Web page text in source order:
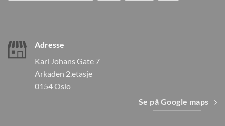
Adresse
Karl Johans Gate 7
Arkaden 2.etasje
0154 Oslo
Se på Google maps